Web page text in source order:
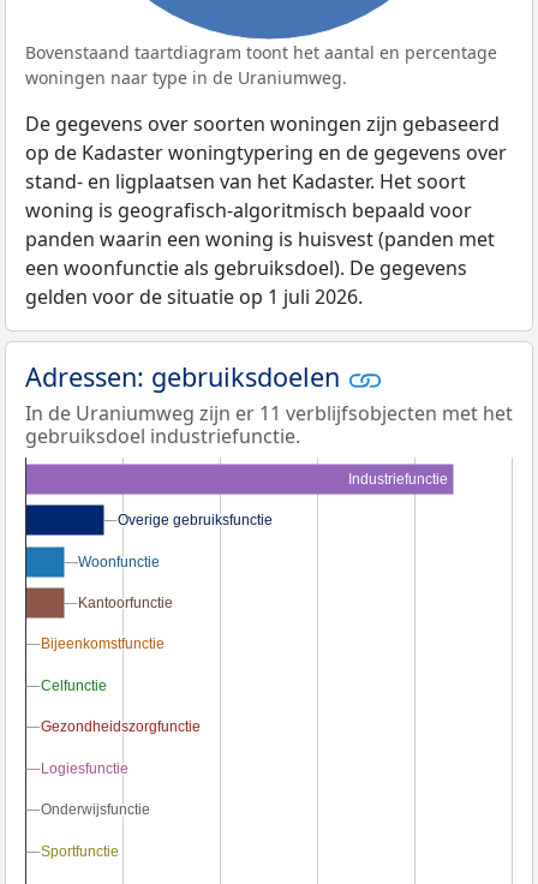
Bovenstaand taartdiagram toont het aantal en percentage
woningen naar type in de Uraniumweg.
De gegevens over soorten woningen zijn gebaseerd
op de Kadaster woningtypering en de gegevens over
stand- en ligplaatsen van het Kadaster. Het soort
woning is geografisch-algoritmisch bepaald voor
panden waarin een woning is huisvest (panden met
een woonfunctie als gebruiksdoel). De gegevens
gelden voor de situatie op 1 juli 2026.
Adressen: gebruiksdoelen
In de Uraniumweg zijn er 11 verblijfsobjecten met het
gebruiksdoel industriefunctie.
Industriefunctie
Overige gebruiksfunctie
Overige gebruiksfunctie
Woonfunctie
Woonfunctie
Kantoorfunctie
Kantoorfunctie
Bijeenkomstfunctie
Bijeenkomstfunctie
Celfunctie
Celfunctie
Gezondheidszorgfunctie
Gezondheidszorgfunctie
Logiesfunctie
Logiesfunctie
Onderwijsfunctie
Onderwijsfunctie
Sportfunctie
Sportfunctie